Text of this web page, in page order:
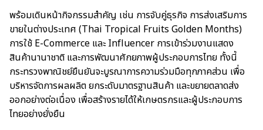
พร้อมเดินหน้ากิจกรรมสำคัญ เช่น การจับคู่ธุรกิจ การส่งเสริมการ
ขายในต่างประเทศ (Thai Tropical Fruits Golden Months)
การใช้ E-Commerce และ Influencer การเข้าร่วมงานแสดง
สินค้านานาชาติ และการพัฒนาศักยภาพผู้ประกอบการไทย ทั้งนี้
กระทรวงพาณิชย์ยืนยันจะบูรณาการความร่วมมือทุกภาคส่วน เพื่อ
บริหารจัดการผลผลิต ยกระดับมาตรฐานสินค้า และขยายตลาดส่ง
ออกอย่างต่อเนื่อง เพื่อสร้างรายได้ให้เกษตรกรและผู้ประกอบการ
ไทยอย่างยั่งยืน